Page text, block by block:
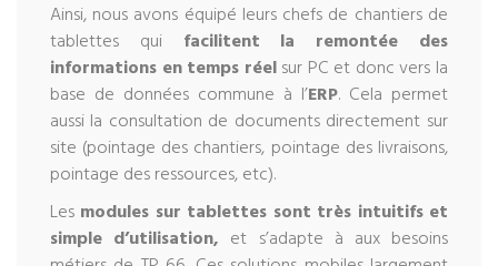
Ainsi, nous avons équipé leurs chefs de chantiers de
tablettes quifacilitent la remontée des
informations en temps réelsur PC et donc vers la
base de données commune à l’ERP. Cela permet
aussi la consultation de documents directement sur
site (pointage des chantiers, pointage des livraisons,
pointage des ressources, etc).
Les modules sur tablettes sont très intuitifs et
simple d’utilisation, et s’adapte à aux besoins